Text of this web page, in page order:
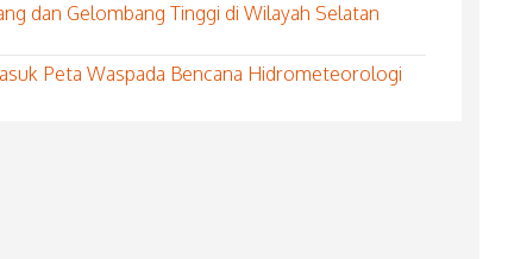
dan Gelombang Tinggi di Wilayah Selatan
Peta Waspada Bencana Hidrometeorologi